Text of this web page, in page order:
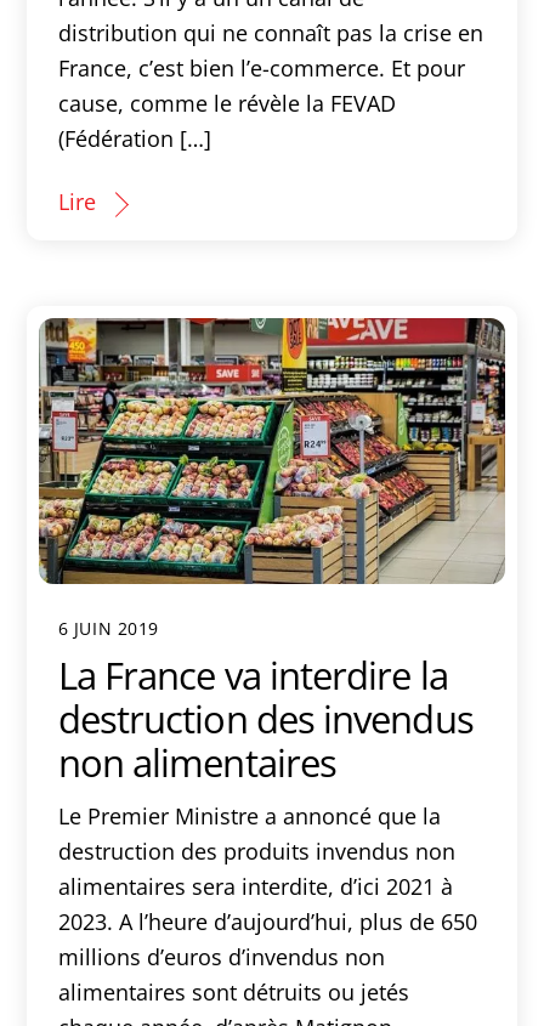
distribution qui ne connaît pas la crise en
France, c’est bien l’e-commerce. Et pour
cause, comme le révèle la FEVAD
(Fédération […]
Lire
6 JUIN 2019
La France va interdire la
destruction des invendus
non alimentaires
Le Premier Ministre a annoncé que la
destruction des produits invendus non
alimentaires sera interdite, d’ici 2021 à
2023. A l’heure d’aujourd’hui, plus de 650
millions d’euros d’invendus non
alimentaires sont détruits ou jetés